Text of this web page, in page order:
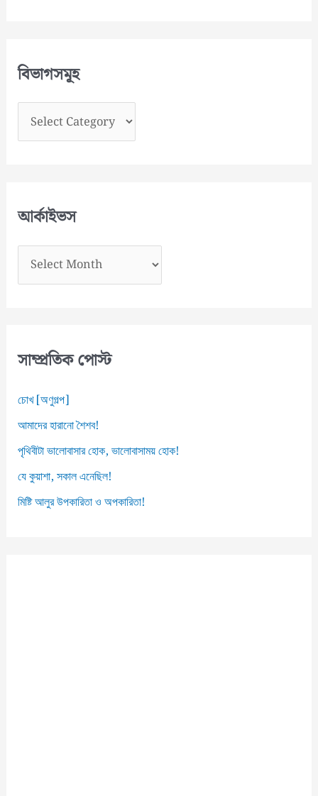
বিভাগসমূহ
ভা
আর্কাইভস
সাম্প্রতিক পোস্ট
চোখ [অণুগল্প]
আমাদের হারানো শৈশব!
পৃথিবীটা ভালোবাসার হোক, ভালোবাসাময় হোক!
যে কুয়াশা, সকাল এনেছিল!
মিষ্টি আলুর উপকারিতা ও অপকারিতা!